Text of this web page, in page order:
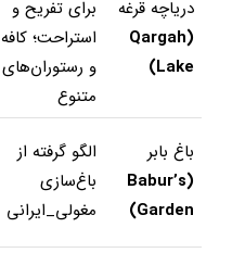
دریاچه قرغه
(
Qargah
Lake
)
برای تفریح و
استراحت؛ کافه
و رستوران‌های
متنوع
باغ بابر
(
Babur’s
Garden
)
الگو گرفته از
باغ‌سازی
مغولی_ایرانی